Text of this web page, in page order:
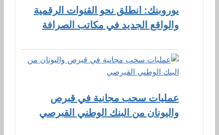
يوروبنك: انطلق نحو القنوات الرقمية
والواقع الجديد في مكاتب الصرافة
عمليات سحب مجانية في قبرص
واليونان من البنك الوطني القبرصي